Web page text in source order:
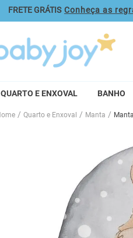
FRETE GRÁTIS Conheça as
QUARTO E ENXOVAL BANHO
Quarto e Enxoval Manta